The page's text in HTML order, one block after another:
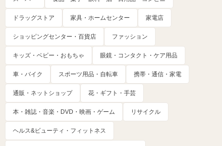
ドラッグストア 家具・ホームセンター 家電店
ショッピングセンター・百貨店 ファッション
キッズ・ベビー・おもちゃ 眼鏡・コンタクト・ケア用品
車・バイク スポーツ用品・自転車 携帯・通信・家電
通販・ネットショップ 花・ギフト・手芸
本・雑誌・音楽・DVD・映画・ゲーム リサイクル
ヘルス&ビューティ・フィットネス